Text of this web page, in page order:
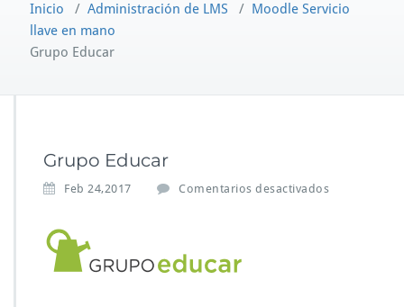
Inicio / Administración de LMS / Moodle Servicio
llave en mano
Grupo Educar
Grupo Educar
Feb 24,2017 Comentarios desactivados